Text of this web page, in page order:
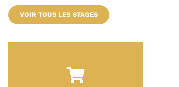
VOIR TOUS LES STAGES